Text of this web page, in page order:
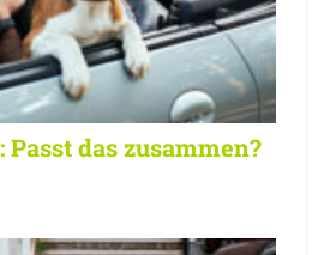
Passt das zusammen?